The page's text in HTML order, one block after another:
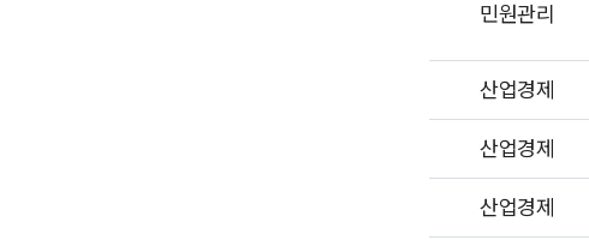
민원관리
산업경제
산업경제
산업경제